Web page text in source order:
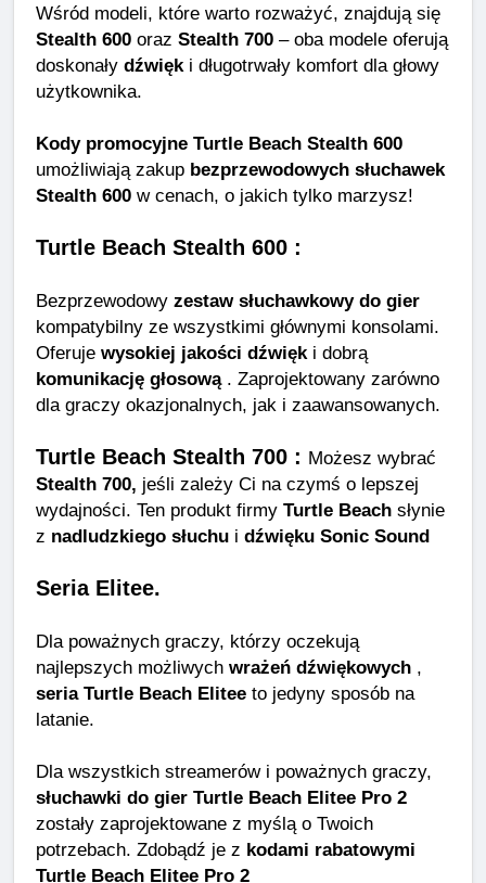
Wśród modeli, które warto rozważyć, znajdują się
Stealth 600 oraz Stealth 700 – oba modele oferują
doskonały dźwięki długotrwały komfort dla głowy
użytkownika.
Kody promocyjne Turtle Beach Stealth 600
umożliwiają zakup bezprzewodowych słuchawek
Stealth 600 w cenach, o jakich tylko marzysz!
Turtle Beach Stealth 600 :
Bezprzewodowy zestaw słuchawkowy do gier
kompatybilny ze wszystkimi głównymi konsolami.
Oferuje wysokiej jakości dźwięki dobrą
komunikację głosową. Zaprojektowany zarówno
dla graczy okazjonalnych, jak i zaawansowanych.
Turtle Beach Stealth 700 : Możesz wybrać
Stealth 700, jeśli zależy Ci na czymś o lepszej
wydajności. Ten produkt firmy Turtle Beach słynie
z nadludzkiego słuchu i dźwięku Sonic Sound
Seria Elitee.
Dla poważnych graczy, którzy oczekują
najlepszych możliwych wrażeń dźwiękowych ,
seria Turtle Beach Elitee to jedyny sposób na
latanie.
Dla wszystkich streamerów i poważnych graczy,
słuchawki do gier Turtle Beach Elitee Pro 2
zostały zaprojektowane z myślą o Twoich
potrzebach. Zdobądź je z kodami rabatowymi
Turtle Beach Elitee Pro 2